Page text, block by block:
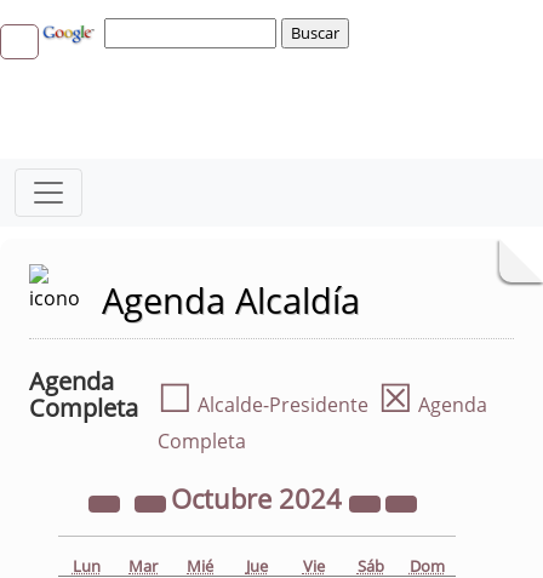
Agenda Alcaldía
Agenda
Completa
☐ Alcalde-Presidente ☒ Agenda
Completa
Octubre 2024
Lun Mar Mié Jue Vie Sáb Dom